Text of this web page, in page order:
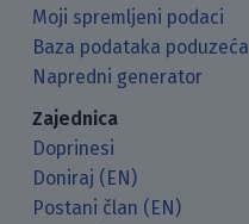
Moji spremljeni podaci
Baza podataka poduzeća
Napredni generator
Zajednica
Doprinesi
Doniraj (EN)
Postani član (EN)